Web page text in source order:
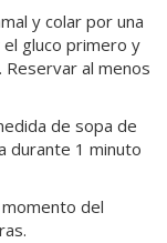
y colar por una
gluco primero y
Reservar al menos
de sopa de
durante 1 minuto
del